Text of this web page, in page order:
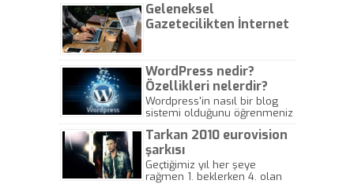
Geleneksel
Gazetecilikten İnternet
WordPress nedir?
Özellikleri nelerdir?
Wordpress'in nasıl bir blog
sistemi olduğunu öğrenmeniz
Tarkan 2010 eurovision
şarkısı
Geçtiğimiz yıl her şeye
rağmen 1. beklerken 4. olan